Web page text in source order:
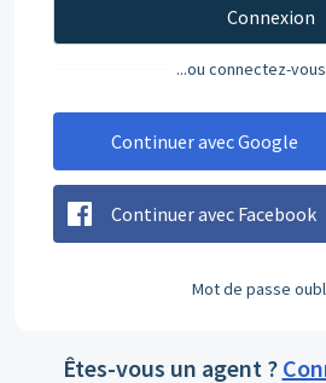
Connexion
...ou connectez-
Continuer avec Google
Continuer avec Facebook
Mot de passe
Êtes-vous un agent ?